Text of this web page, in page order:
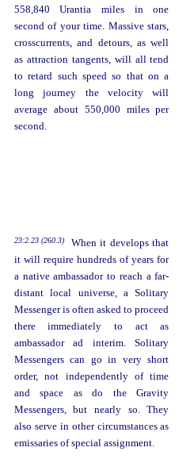
558,840 Urantia miles in one
second of your time. Massive stars,
crosscurrents, and detours, as well
as attraction tangents, will all tend
to retard such speed so that on a
long journey the velocity will
average about 550,000 miles per
second.
23:2.23 (260.3)
When it develops that
it will require hundreds of years for
a native ambassador to reach a far-
distant local universe, a Solitary
Messenger is often asked to proceed
there immediately to act as
ambassador ad interim. Solitary
Messengers can go in very short
order, not independently of time
and space as do the Gravity
Messengers, but nearly so. They
also serve in other circumstances as
emissaries of special assignment.